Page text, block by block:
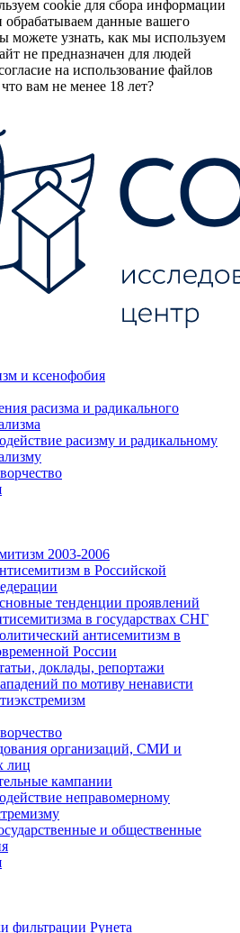
cookie для сбора информации
обрабатываем данные вашего
можете узнать, как мы используем
не предназначен для людей
на использование файлов
вам не менее 18 лет?
и ксенофобия
расизма и радикального
расизму и радикальному
2003-2006
в Российской
тенденции проявлений
в государствах СНГ
антисемитизм в
России
доклады, репортажи
по мотиву ненависти
организаций, СМИ и
лиц
кампании
неправомерному
и общественные
фильтрации Рунета